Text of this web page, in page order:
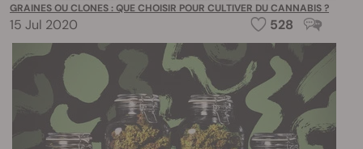
GRAINES OU CLONES : QUE CHOISIR POUR CULTIVER DU CANNABIS ?
15 Jul 2020 528